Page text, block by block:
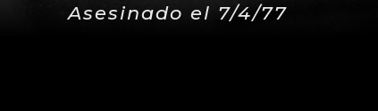
Asesinado el 7/4/77